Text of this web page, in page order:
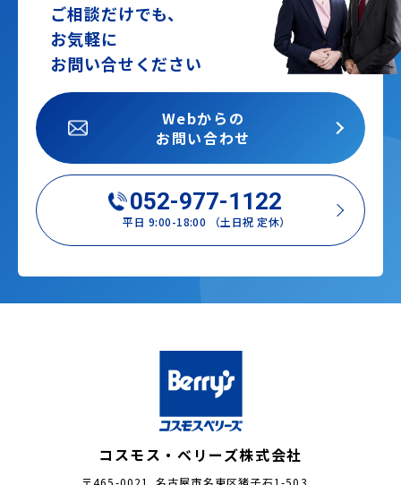
ご相談だけでも、
お気軽に
お問い合せください
052-977-1122
平日 9:00-18:00 （土日祝 定休）
Webからの
お問い合わせ
コスモス・ベリーズ株式会社
〒465-0021 名古屋市名東区猪子石1-503